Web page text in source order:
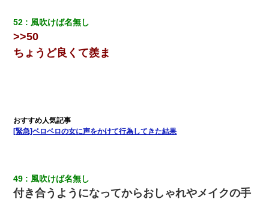
52 風吹けば名無し
>>50
ちょうど良くて羨ま
[緊急]ベロベロの女に声をかけて行為してきた結果
49 風吹けば名無し
付き合うようになってからおしゃれやメイクの手